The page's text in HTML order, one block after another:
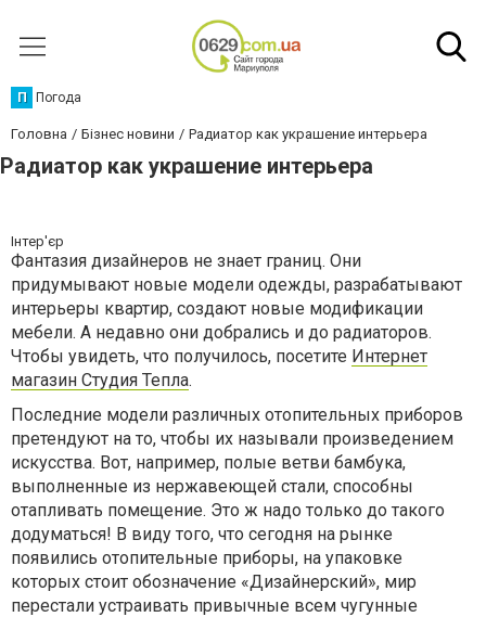
П Погода
Головна Бізнес новини Радиатор как украшение интерьера
Радиатор как украшение интерьера
Інтер'єр
Фантазия дизайнеров не знает границ. Они
придумывают новые модели одежды, разрабатывают
интерьеры квартир, создают новые модификации
мебели. А недавно они добрались и до радиаторов.
Чтобы увидеть, что получилось, посетите Интернет
магазин Студия Тепла.
Последние модели различных отопительных приборов
претендуют на то, чтобы их называли произведением
искусства. Вот, например, полые ветви бамбука,
выполненные из нержавеющей стали, способны
отапливать помещение. Это ж надо только до такого
додуматься! В виду того, что сегодня на рынке
появились отопительные приборы, на упаковке
которых стоит обозначение «Дизайнерский», мир
перестали устраивать привычные всем чугунные